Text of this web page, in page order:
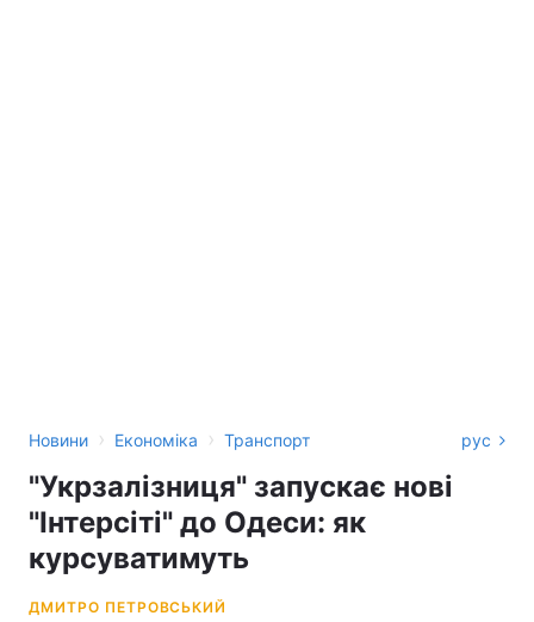
Новини › Економіка › Транспорт рус
"Укрзалізниця" запускає нові
"Інтерсіті" до Одеси: як
курсуватимуть
ДМИТРО ПЕТРОВСЬКИЙ